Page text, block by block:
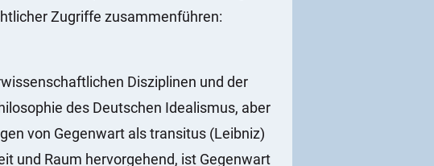
Zugriffe zusammenführen:
Disziplinen und der
des Deutschen Idealismus, aber
von Gegenwart als transitus (Leibniz)
und Raum hervorgehend, ist Gegenwart